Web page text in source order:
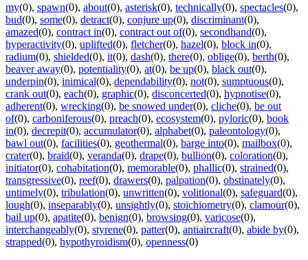
my(0), spawn(0), about(0), asterisk(0), technically(0), spectacles(0),
bud(0), some(0), detract(0), conjure up(0), discriminant(0),
amazed(0), contract in(0), contract out of(0), secondhand(0),
hyperactivity(0), uplifted(0), fletcher(0), hazel(0), block in(0),
radium(0), shielded(0), it(0), dash(0), there(0), oblige(0), berth(0),
beaver away(0), potentiality(0), at(0), be up(0), black out(0),
underpin(0), inimical(0), dependability(0), not(0), sumptuous(0),
crank out(0), each(0), graphic(0), disconcerted(0), hypnotise(0),
adherent(0), wrecking(0), be snowed under(0), cliche(0), be out
of(0), carboniferous(0), preach(0), ecosystem(0), pyloric(0), book
in(0), decrepit(0), accumulator(0), alphabet(0), paleontology(0),
bawl out(0), facilities(0), geothermal(0), barge into(0), mailbox(0),
crater(0), braid(0), veranda(0), drape(0), bullion(0), coloration(0),
initiator(0), cohabitation(0), memorable(0), phallic(0), strained(0),
transgressive(0), reef(0), drawers(0), palpation(0), obstinately(0),
untimely(0), tribulation(0), unwritten(0), volitional(0), safeguard(0),
lough(0), inseparably(0), unsightly(0), stoichiometry(0), clamour(0),
bail up(0), apatite(0), benign(0), browsing(0), varicose(0),
interchangeably(0), styrene(0), patter(0), antiaircraft(0), abide by(0),
strapped(0), hypothyroidism(0), openness(0)